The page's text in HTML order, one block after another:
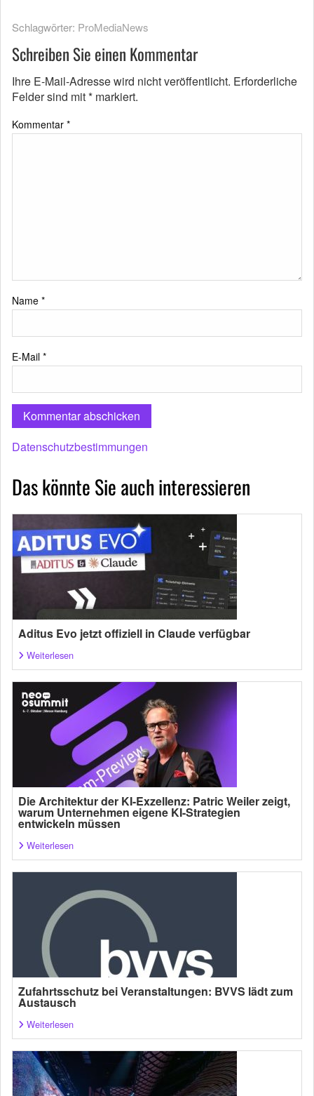
Schlagwörter: ProMediaNews
Schreiben Sie einen Kommentar
Ihre E-Mail-Adresse wird nicht veröffentlicht. Erforderliche
Felder sind mit* markiert.
Kommentar *
Name *
E-Mail *
Datenschutzbestimmungen
Das könnte Sie auch interessieren
Aditus Evo jetzt offiziell in Claude verfügbar
Weiterlesen
Die Architektur der KI-Exzellenz: Patric Weiler zeigt,
warum Unternehmen eigene KI-Strategien
entwickeln müssen
Weiterlesen
Zufahrtsschutz bei Veranstaltungen: BVVS lädt zum
Austausch
Weiterlesen